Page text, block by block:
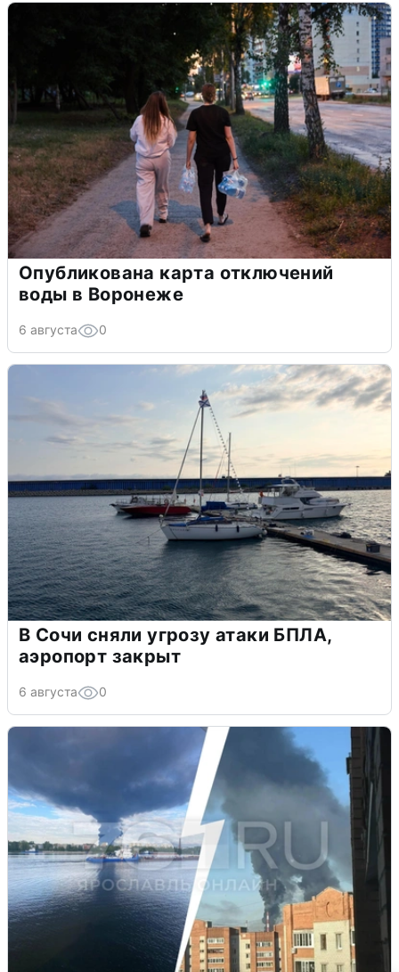
Опубликована карта отключений
воды в Воронеже
6 августа 0
В Сочи сняли угрозу атаки БПЛА,
аэропорт закрыт
6 августа 0